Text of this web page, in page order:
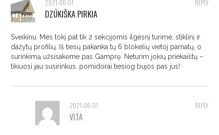
REPLY
2021-06-01
DZŪKIŠKA PIRKIA
Sveikinu. Mes tokį pat tik 2 sekcijomis ilgesnį turime, stiklinį ir
dažytų profilių. Iš tiesų pakanka tų 6 blokelių vietoj pamatų, o
surinkimą užsisakėme pas Gamprę. Neturim jokių priekaištų –
tikiuosi jau susirinkus, pomidorai tiesiog bujos pas jus!
REPLY
2021-06-01
VITA